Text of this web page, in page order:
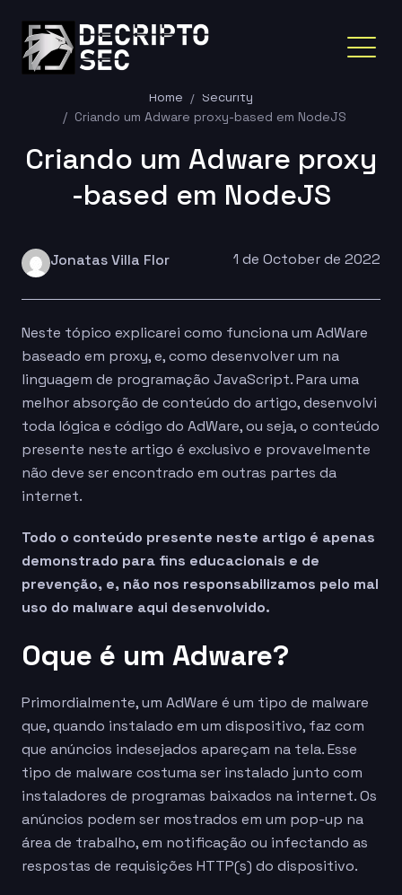
Home
Security
Criando um Adware proxy-based em NodeJS
Criando um Adware proxy
-based em NodeJS
Jonatas Villa Flor 1 de October de 2022
Neste tópico explicarei como funciona um AdWare
baseado em proxy, e, como desenvolver um na
linguagem de programação JavaScript. Para uma
melhor absorção de conteúdo do artigo, desenvolvi
toda lógica e código do AdWare, ou seja, o conteúdo
presente neste artigo é exclusivo e provavelmente
não deve ser encontrado em outras partes da
internet.
Todo o conteúdo presente neste artigo é apenas
demonstrado para fins educacionais e de
prevenção, e, não nos responsabilizamos pelo mal
uso do malware aqui desenvolvido.
Oque é um Adware?
Primordialmente, um AdWare é um tipo de malware
que, quando instalado em um dispositivo, faz com
que anúncios indesejados apareçam na tela. Esse
tipo de malware costuma ser instalado junto com
instaladores de programas baixados na internet. Os
anúncios podem ser mostrados em um pop-up na
área de trabalho, em notificação ou infectando as
respostas de requisições HTTP(s) do dispositivo.